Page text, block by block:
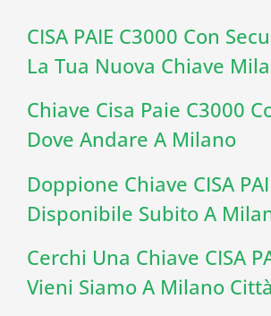
CISA PAIE C3000 Con
La Tua Nuova Chiave
Chiave Cisa Paie C3000
Dove Andare A Milano
Doppione Chiave CISA
Disponibile Subito A
Cerchi Una Chiave CISA
Vieni Siamo A Milano Città